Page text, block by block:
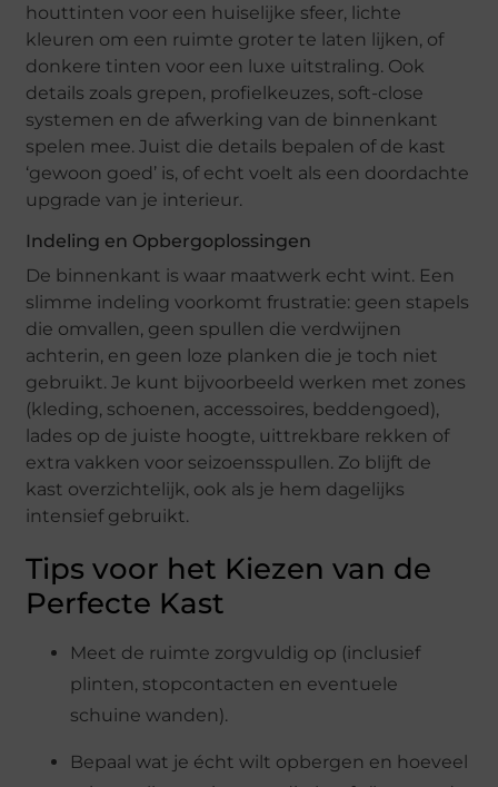
houttinten voor een huiselijke sfeer, lichte
kleuren om een ruimte groter te laten lijken, of
donkere tinten voor een luxe uitstraling. Ook
details zoals grepen, profielkeuzes, soft-close
systemen en de afwerking van de binnenkant
spelen mee. Juist die details bepalen of de kast
‘gewoon goed’ is, of echt voelt als een doordachte
upgrade van je interieur.
Indeling en Opbergoplossingen
De binnenkant is waar maatwerk echt wint. Een
slimme indeling voorkomt frustratie: geen stapels
die omvallen, geen spullen die verdwijnen
achterin, en geen loze planken die je toch niet
gebruikt. Je kunt bijvoorbeeld werken met zones
(kleding, schoenen, accessoires, beddengoed),
lades op de juiste hoogte, uittrekbare rekken of
extra vakken voor seizoensspullen. Zo blijft de
kast overzichtelijk, ook als je hem dagelijks
intensief gebruikt.
Tips voor het Kiezen van de
Perfecte Kast
Meet de ruimte zorgvuldig op (inclusief
plinten, stopcontacten en eventuele
schuine wanden).
Bepaal wat je écht wilt opbergen en hoeveel